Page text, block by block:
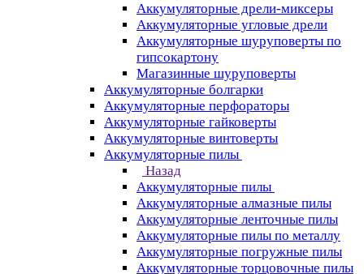
Аккумуляторные дрели-миксеры
Аккумуляторные угловые дрели
Аккумуляторные шуруповерты по
гипсокартону
Магазинные шуруповерты
Аккумуляторные болгарки
Аккумуляторные перфораторы
Аккумуляторные гайковерты
Аккумуляторные винтоверты
Аккумуляторные пилы
Назад
Аккумуляторные пилы
Аккумуляторные алмазные пилы
Аккумуляторные ленточные пилы
Аккумуляторные пилы по металлу
Аккумуляторные погружные пилы
Аккумуляторные торцовочные пилы